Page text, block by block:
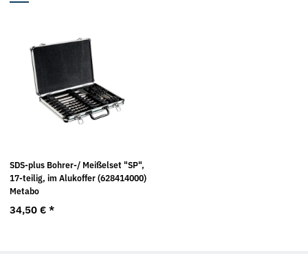
SDS-plus Bohrer-/ Meißelset "SP",
17-teilig, im Alukoffer (628414000)
Metabo
34,50 € *